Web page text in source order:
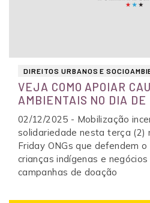
DIREITOS URBANOS E
VEJA COMO APOIAR
AMBIENTAIS NO DIA DE
02/12/2025 - Mobilização
solidariedade nesta terça (2)
Friday ONGs que defendem
crianças indígenas e
campanhas de doação